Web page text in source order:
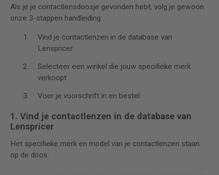
Als je je contactlensdoosje gevonden hebt, volg je gewoon
onze 3-stappen handleiding:
Vind je contactlenzen in de database van
Lenspricer
Selecteer een winkel die jouw specifieke merk
verkoopt
Voer je voorschrift in en bestel
1. Vind je contactlenzen in de database van
Lenspricer
Het specifieke merk en model van je contactlenzen staan
op de doos: